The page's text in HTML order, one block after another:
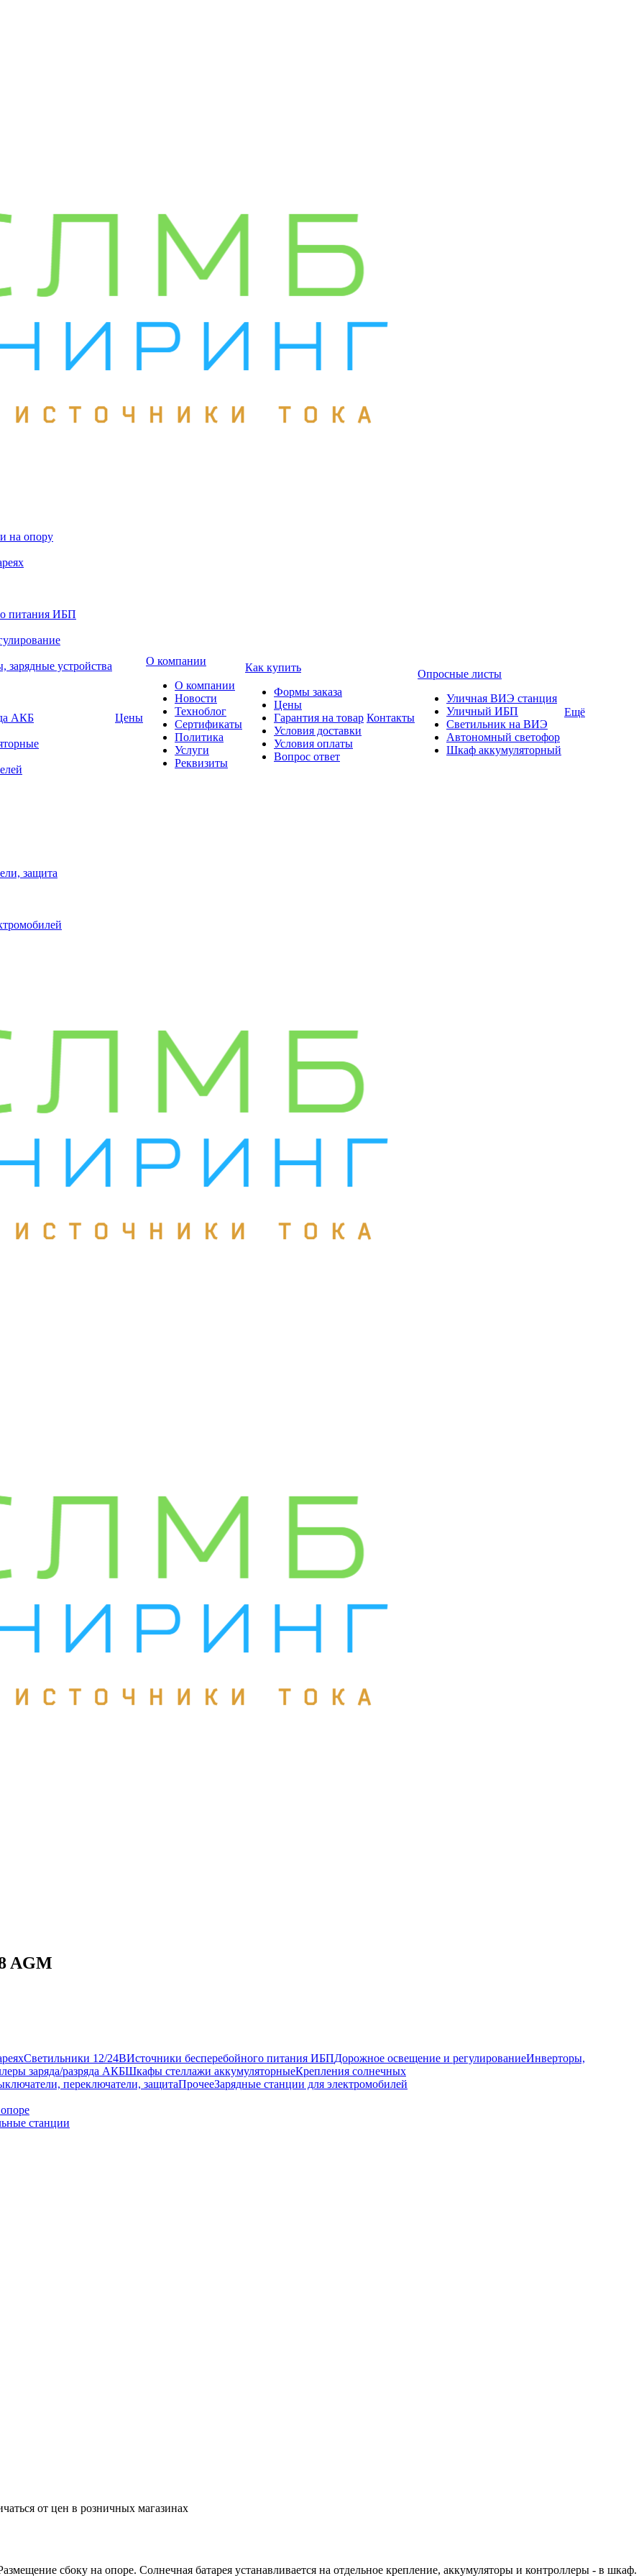
на опору
питания ИБП
зарядные устройства
АКБ
защита
Цены
О компании
О компании
Новости
Техноблог
Сертификаты
Политика
Услуги
Реквизиты
Как купить
Формы заказа
Цены
Гарантия на товар
Условия доставки
Условия оплаты
Вопрос ответ
Контакты
Опросные листы
Уличная ВИЭ станция
Уличный ИБП
Светильник на ВИЭ
Автономный светофор
Шкаф аккумуляторный
Ещё
AGM
Светильники 12/24ВИсточники бесперебойного питания ИБПДорожное освещение и регулированиеИнверторы,
заряда/разряда АКБШкафы стеллажи аккумуляторныеКрепления солнечных
переключатели, защитаПрочееЗарядные станции для электромобилей
станции
от цен в розничных магазинах
сбоку на опоре. Солнечная батарея устанавливается на отдельное крепление, аккумуляторы и контроллеры - в шкаф.